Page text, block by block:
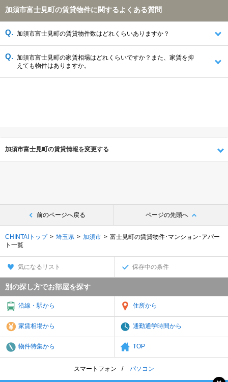
加須市富士見町の賃貸物件に関するよくある質問
加須市富士見町の賃貸物件数はどれくらいありますか？
加須市富士見町の家賃相場はどれくらいですか？また、家賃を抑
えても物件はありますか。
加須市富士見町の賃貸情報を変更する
前のページへ戻る ページの先頭へ
CHINTAIトップ 埼玉県 加須市
富士見町の賃貸物件･マンション･アパー
ト一覧
気になるリスト 保存中の条件
別の探し方でお部屋を探す
沿線・駅から 住所から
家賃相場から 通勤通学時間から
物件特集から TOP
スマートフォン パソコン